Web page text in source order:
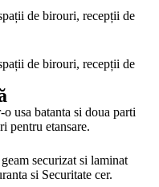
de birouri, recepții de
de birouri, recepții de
usa batanta si doua parti
pentru etansare.
securizat si laminat
si Securitate cer.